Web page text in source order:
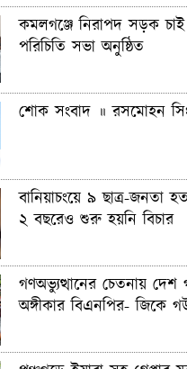
কমলগঞ্জে নিরাপদ সড়ক
পরিচিতি সভা অনুষ্ঠিত
শোক সংবাদ ॥ রসমোহন
বানিয়াচংয়ে ৯ ছাত্র-জনতা
২ বছরেও শুরু হয়নি বিচার
গণঅভ্যুত্থানের চেতনায় দেশ
অঙ্গীকার বিএনপির- জিকে